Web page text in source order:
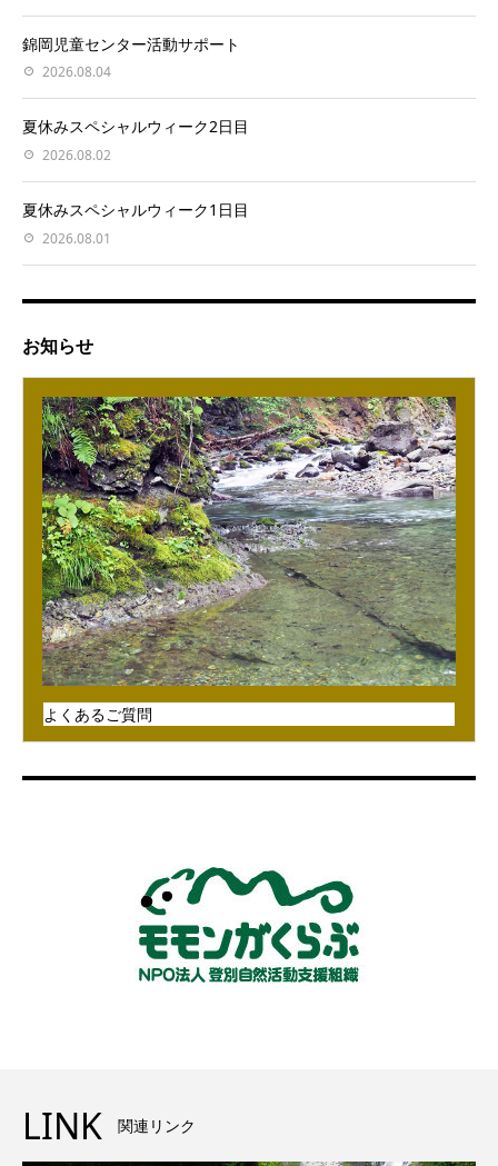
錦岡児童センター活動サポート
2026.08.04
夏休みスペシャルウィーク2日目
2026.08.02
夏休みスペシャルウィーク1日目
2026.08.01
お知らせ
よくあるご質問
LINK 関連リンク